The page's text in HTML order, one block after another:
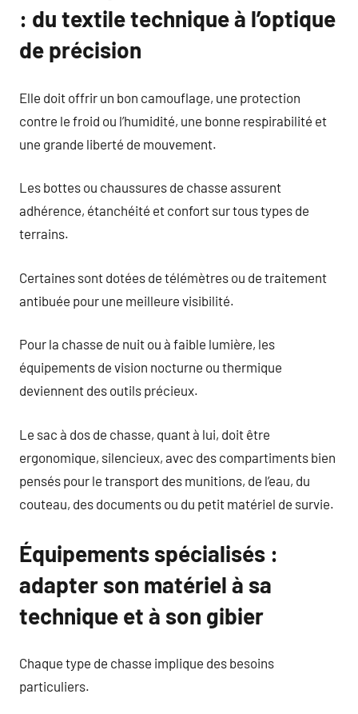
: du textile technique à l’optique
de précision
Elle doit offrir un bon camouflage, une protection
contre le froid ou l’humidité, une bonne respirabilité et
une grande liberté de mouvement.
Les bottes ou chaussures de chasse assurent
adhérence, étanchéité et confort sur tous types de
terrains.
Certaines sont dotées de télémètres ou de traitement
antibuée pour une meilleure visibilité.
Pour la chasse de nuit ou à faible lumière, les
équipements de vision nocturne ou thermique
deviennent des outils précieux.
Le sac à dos de chasse, quant à lui, doit être
ergonomique, silencieux, avec des compartiments bien
pensés pour le transport des munitions, de l’eau, du
couteau, des documents ou du petit matériel de survie.
Équipements spécialisés :
adapter son matériel à sa
technique et à son gibier
Chaque type de chasse implique des besoins
particuliers.